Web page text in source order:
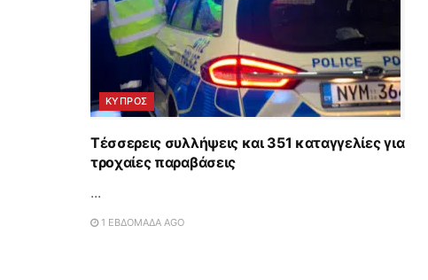
ΚΥΠΡΟΣ
Τέσσερεις συλλήψεις και 351 καταγγελίες για
τροχαίες παραβάσεις
...
1 ΕΒΔΟΜΆΔΑ AGO